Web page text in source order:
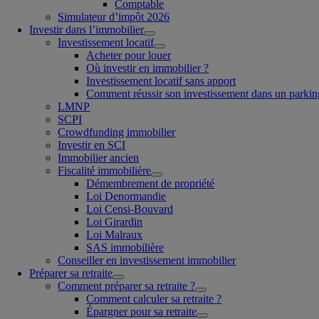
Comptable
Simulateur d’impôt 2026
Investir dans l’immobilier
Investissement locatif
Acheter pour louer
Où investir en immobilier ?
Investissement locatif sans apport
Comment réussir son investissement dans un
LMNP
SCPI
Crowdfunding immobilier
Investir en SCI
Immobilier ancien
Fiscalité immobilière
Démembrement de propriété
Loi Denormandie
Loi Censi-Bouvard
Loi Girardin
Loi Malraux
SAS immobilière
Conseiller en investissement immobilier
Préparer sa retraite
Comment préparer sa retraite ?
Comment calculer sa retraite ?
Épargner pour sa retraite